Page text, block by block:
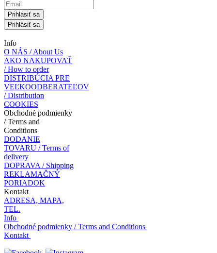
Prihlásiť sa
Prihlásiť sa
Info
O NÁS / About Us
AKO NAKUPOVAŤ
/ How to order
DISTRIBÚCIA PRE
VEĽKOODBERATEĽOV
/ Distribution
COOKIES
Obchodné podmienky
/ Terms and
Conditions
DODANIE
TOVARU / Terms of
delivery
DOPRAVA / Shipping
REKLAMAČNÝ
PORIADOK
Kontakt
ADRESA, MAPA,
TEL.
Info
Obchodné podmienky / Terms and Conditions
Kontakt